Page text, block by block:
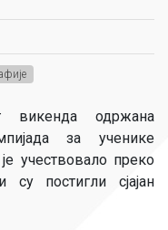
викенда одржана
за ученике
учествовало преко
постигли сјајан